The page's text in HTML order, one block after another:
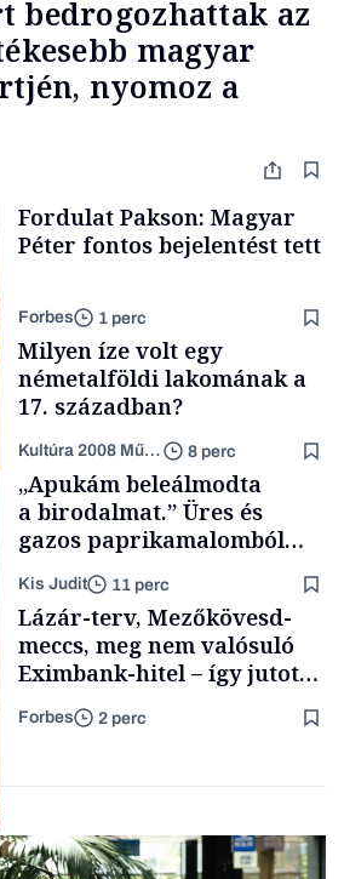
bedrogozhattak az
magyar
nyomoz a
Fordulat Pakson: Magyar
Péter fontos bejelentést tett
Forbes 1 perc
Milyen íze volt egy
németalföldi lakomának a
17. században?
Kultúra 2008 Művészeti Nonprofit Kft. 8 perc
„Apukám beleálmodta
a birodalmat.” Üres és
gazos paprikamalomból
lett az igazi családi
fűszersztori
Kis Judit 11 perc
Lázár-terv, Mezőkövesd-
meccs, meg nem valósuló
Eximbank-hitel – így jutott
el a bezárásig a 70 éves
téglagyár
Forbes 2 perc